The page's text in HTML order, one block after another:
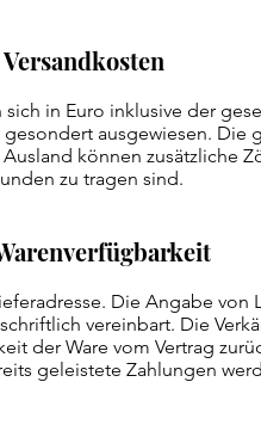
in Euro inklusive der
ausgewiesen. Die
können zusätzliche
zu tragen sind.
Die Angabe von
vereinbart. Die
der Ware vom Vertrag
geleistete Zahlungen